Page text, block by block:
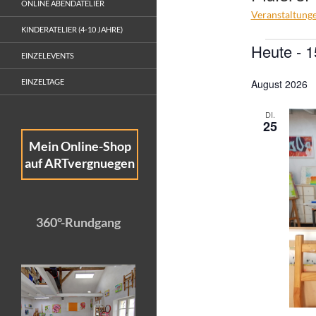
Heute -
a
August 2026
DI.
25
ONLINE ABENDATELIER
KINDERATELIER (4-10 JAHRE)
EINZELEVENTS
EINZELTAGE
Mein Online-Shop
auf ARTvergnuegen
360°-Rundgang